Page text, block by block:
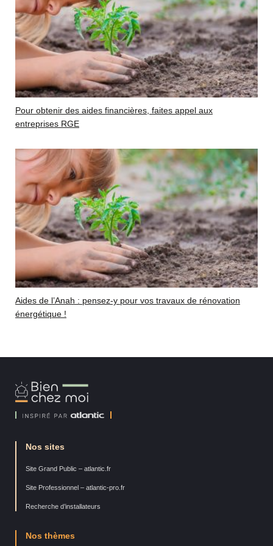
Pour obtenir des aides financières, faites appel aux
entreprises RGE
Aides de l’Anah : pensez-y pour vos travaux de rénovation
énergétique !
Bien
Chez
Nos sites
Site Grand Public – atlantic.fr
Site Professionnel – atlantic-pro.fr
Recherche d’installateurs
Nos thèmes